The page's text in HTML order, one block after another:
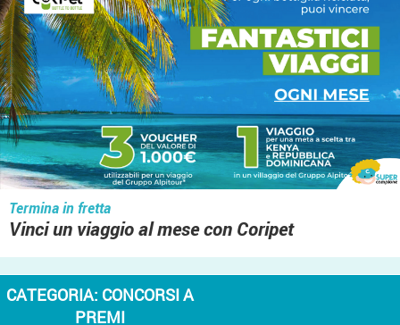
Termina in fretta
Vinci un viaggio al mese con Coripet
CATEGORIA: CONCORSI A
PREMI